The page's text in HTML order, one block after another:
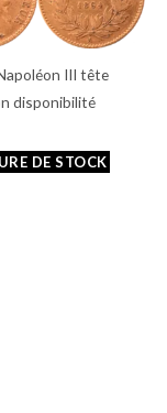
III tête
disponibilité